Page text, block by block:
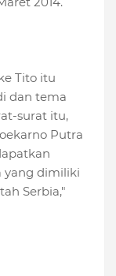
Tito itu
dan tema
surat itu,
Putra
yang dimiliki
Serbia,"